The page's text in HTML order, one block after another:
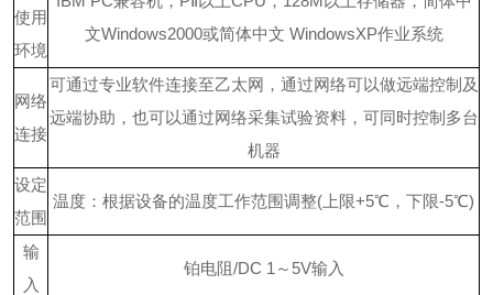
使用
环境
文Windows2000或简体中文 WindowsXP作业系统
网络
连接
可通过专业软件连接至乙太网，通过网络可以做远端控制及
远端协助，也可以通过网络采集试验资料，可同时控制多台
机器
设定
范围
温度：根据设备的温度工作范围调整(上限+5℃，下限-5℃)
输
入
铂电阻/DC 1～5V输入